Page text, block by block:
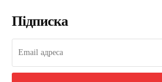
Підписка